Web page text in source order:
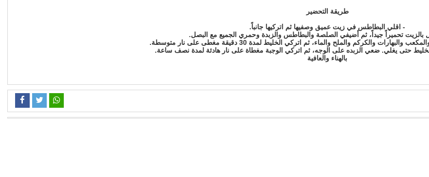
طريقة التحضير
- اقلي البطاطس في زيت عميق وصفيها ثم اتركيها جانباً.
بالزيت تحميراً جيداً، ثم أضيفي الصلصة والبطاطس والزبدة وحمري الجميع مع البصل.
والكركم والملح والماء، ثم اتركي الخليط لمدة 30 دقيقة مغطى على نار متوسطة.
بالهناء والعافية